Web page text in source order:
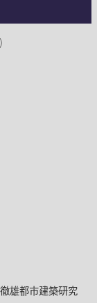
徹雄都市建築研究